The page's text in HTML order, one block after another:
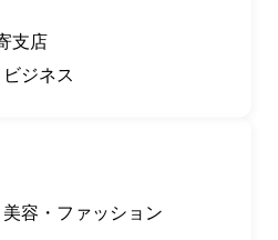
支店
ビジネス
美容・ファッション